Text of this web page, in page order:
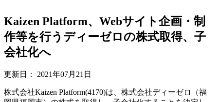
Kaizen Platform、Webサイト企画・制
作等を行うディーゼロの株式取得、子
会社化へ
更新日： 2021年07月21日
株式会社Kaizen Platform(4170)は、株式会社ディーゼロ（福